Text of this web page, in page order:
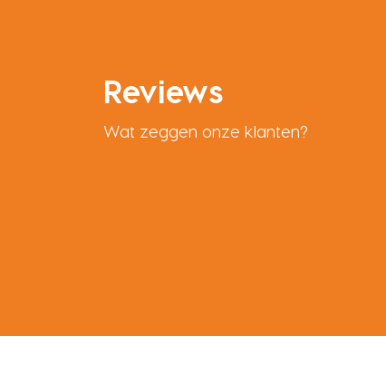
Reviews
Wat zeggen onze klanten?